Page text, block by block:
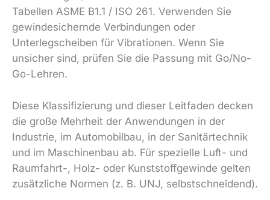
Tabellen ASME B1.1 / ISO 261. Verwenden Sie
gewindesichernde Verbindungen oder
Unterlegscheiben für Vibrationen. Wenn Sie
unsicher sind, prüfen Sie die Passung mit Go/No-
Go-Lehren.
Diese Klassifizierung und dieser Leitfaden decken
die große Mehrheit der Anwendungen in der
Industrie, im Automobilbau, in der Sanitärtechnik
und im Maschinenbau ab. Für spezielle Luft- und
Raumfahrt-, Holz- oder Kunststoffgewinde gelten
zusätzliche Normen (z. B. UNJ, selbstschneidend).